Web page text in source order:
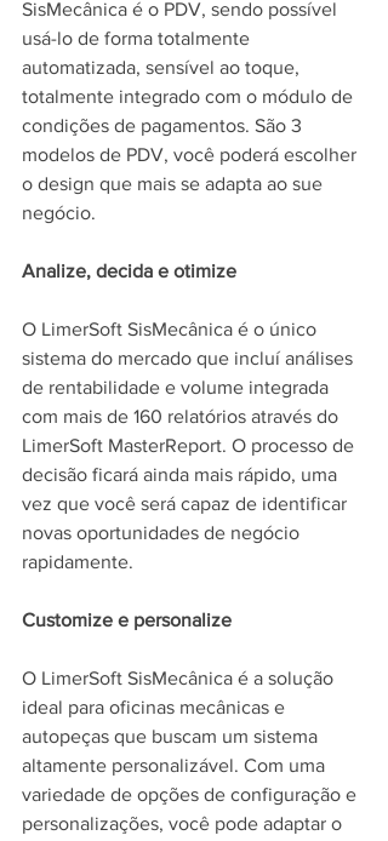
SisMecânica é o PDV, sendo possível
usá-lo de forma totalmente
automatizada, sensível ao toque,
totalmente integrado com o módulo de
condições de pagamentos. São 3
modelos de PDV, você poderá escolher
o design que mais se adapta ao sue
negócio.
Analize, decida e otimize
O LimerSoft SisMecânica é o único
sistema do mercado que incluí análises
de rentabilidade e volume integrada
com mais de 160 relatórios através do
LimerSoft MasterReport. O processo de
decisão ficará ainda mais rápido, uma
vez que você será capaz de identificar
novas oportunidades de negócio
rapidamente.
Customize e personalize
O LimerSoft SisMecânica é a solução
ideal para oficinas mecânicas e
autopeças que buscam um sistema
altamente personalizável. Com uma
variedade de opções de configuração e
personalizações, você pode adaptar o